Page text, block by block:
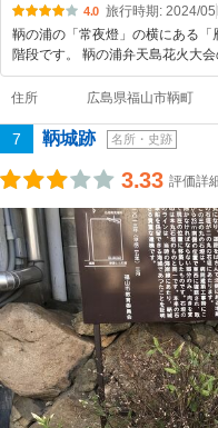
4.0 旅行時期: 2024/05
鞆の浦の「常夜燈」の横にある
階段です。 鞆の浦弁天島花火大
住所 広島県福山市鞆町
7 鞆城跡 名所・史跡
3.33 評価詳